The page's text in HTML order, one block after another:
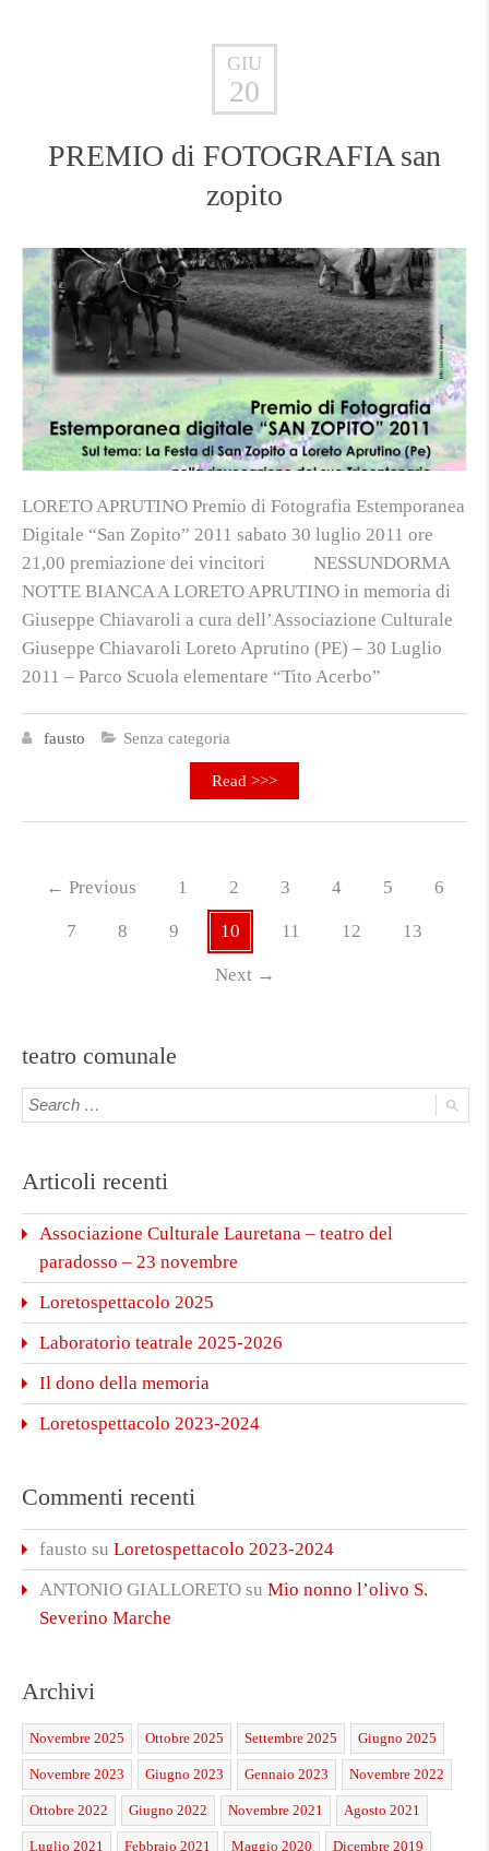
GIU
20
PREMIO di FOTOGRAFIA san
zopito
LORETO APRUTINO Premio di Fotografia Estemporanea
Digitale “San Zopito” 2011 sabato 30 luglio 2011 ore
21,00 premiazione dei vincitori NESSUNDORMA
NOTTE BIANCA A LORETO APRUTINO in memoria di
Giuseppe Chiavaroli a cura dell’Associazione Culturale
Giuseppe Chiavaroli Loreto Aprutino (PE) – 30 Luglio
2011 – Parco Scuola elementare “Tito Acerbo”
fausto Senza categoria
Read >>>
← Previous 1 2 3 4 5 6
7 8 9 10 11 12 13
Next →
teatro comunale
Articoli recenti
Associazione Culturale Lauretana – teatro del
paradosso – 23 novembre
Loretospettacolo 2025
Laboratorio teatrale 2025-2026
Il dono della memoria
Loretospettacolo 2023-2024
Commenti recenti
fausto su Loretospettacolo 2023-2024
ANTONIO GIALLORETO su Mio nonno l’olivo S.
Severino Marche
Archivi
Novembre 2025 Ottobre 2025 Settembre 2025 Giugno 2025
Novembre 2023 Giugno 2023 Gennaio 2023 Novembre 2022
Ottobre 2022 Giugno 2022 Novembre 2021 Agosto 2021
Luglio 2021 Febbraio 2021 Maggio 2020 Dicembre 2019